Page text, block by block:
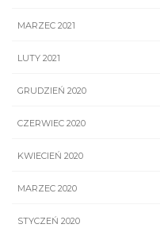
MARZEC 2021
LUTY 2021
GRUDZIEŃ 2020
CZERWIEC 2020
KWIECIEŃ 2020
MARZEC 2020
STYCZEŃ 2020